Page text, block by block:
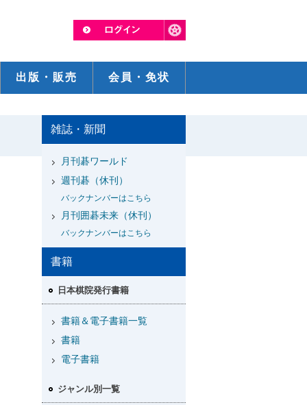
出版・販売 会員・免状
雑誌・新聞
月刊碁ワールド
週刊碁（休刊）
バックナンバーはこちら
月刊囲碁未来（休刊）
バックナンバーはこちら
書籍
日本棋院発行書籍
書籍＆電子書籍一覧
書籍
電子書籍
ジャンル別一覧